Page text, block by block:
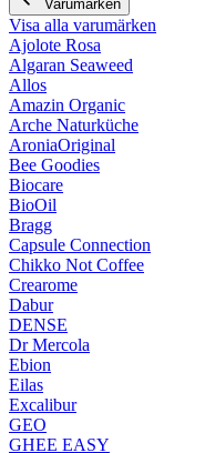
Varumärken
Visa alla varumärken
Ajolote Rosa
Algaran Seaweed
Allos
Amazin Organic
Arche Naturküche
AroniaOriginal
Bee Goodies
Biocare
BioOil
Bragg
Capsule Connection
Chikko Not Coffee
Crearome
Dabur
DENSE
Dr Mercola
Ebion
Eilas
Excalibur
GEO
GHEE EASY